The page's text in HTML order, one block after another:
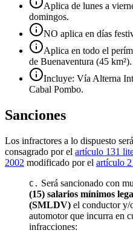
Aplica de lunes a
domingos.
NO aplica en días
Aplica en todo el
de Buenaventura (45 km²).
Incluye: Vía Alterna
Cabal Pombo.
Sanciones
Los infractores a lo dispuesto
consagrado por el artículo 131
2002 modificado por el artículo
C. Será sancionado con
(15) salarios mínimos
(SMLDV) el conductor y/
automotor que incurra en
infracciones: